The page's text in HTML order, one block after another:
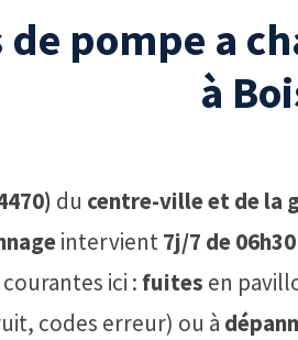
de pompe a
à
du centre-ville et de la
intervient7j/7 de
ici : fuites en
codes erreur) ou à